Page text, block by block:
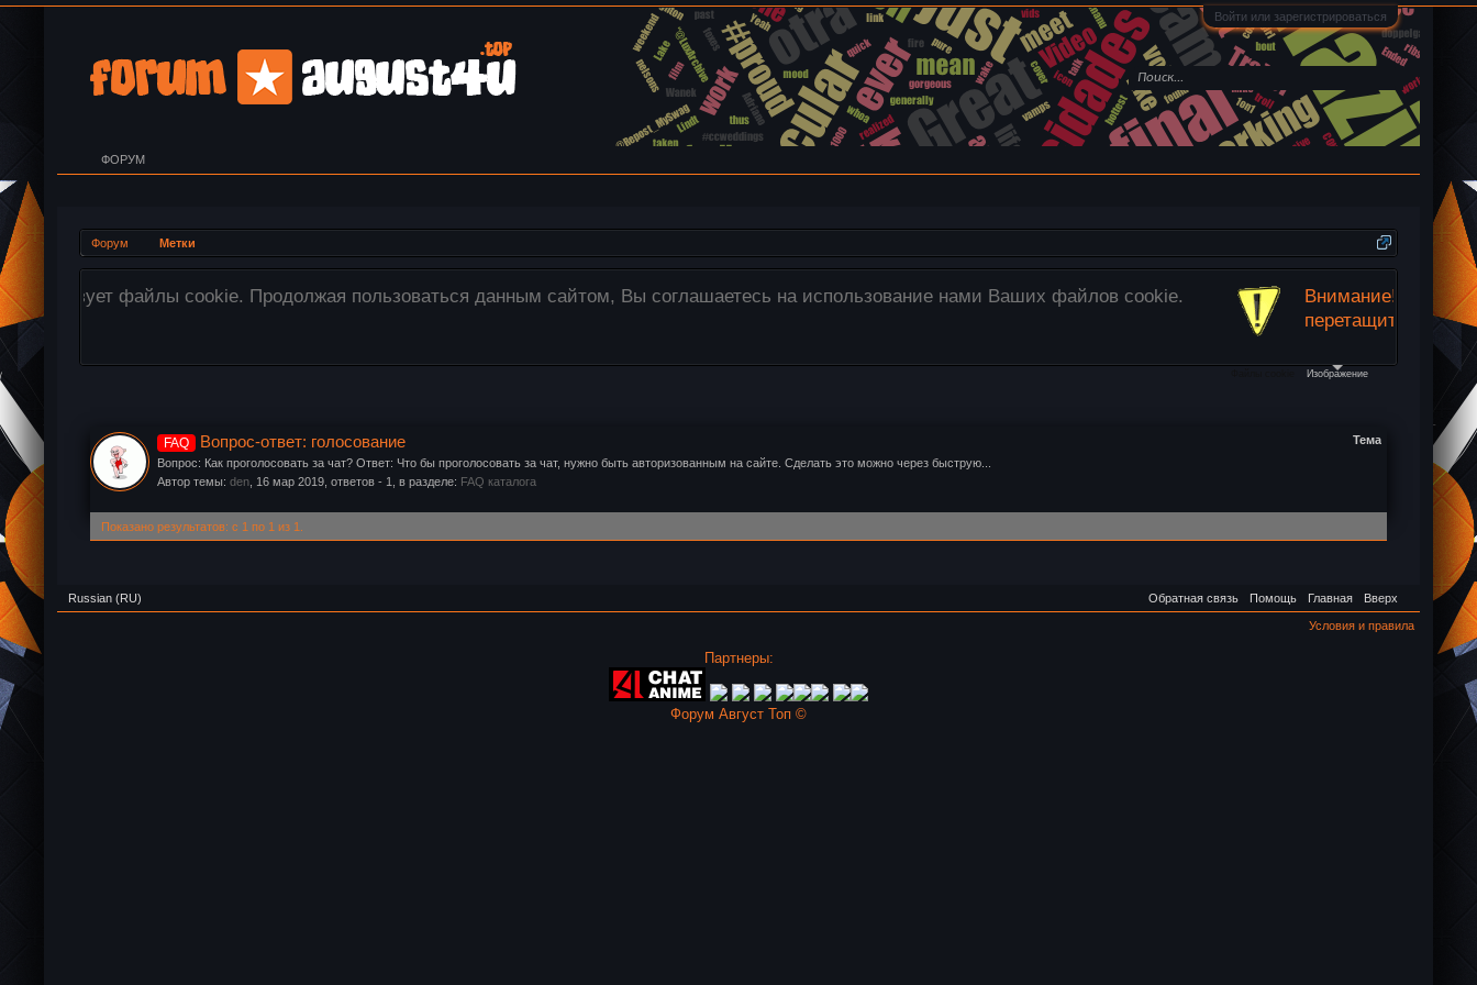
Войти или зарегистрироваться
Форум Метки
файлов cookie. Внимание! Все изображения загружаются только на наш сервер! Для этого используйте кнопку«Прикрепить файлы»
ниже или просто
Изображение
Тема
FAQ Вопрос-ответ: голосование
Вопрос: Как проголосовать за чат? Ответ: Что бы проголосовать за чат, нужно быть авторизованным на сайте. Сделать это можно через быструю...
Автор темы: den 16 мар 2019 , ответов - 1, в разделе: FAQ каталога
Показано результатов: с 1 по 1 из 1.
ФОРУМ
Russian (RU) Обратная связь Помощь Главная Вверх
Условия и правила
Партнеры:
Форум Август Топ ©